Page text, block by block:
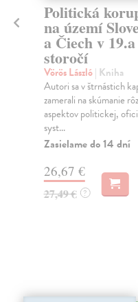
Politická
na území
a Čiech v
storočí
Vörös László| Kniha
Autori sa v štrnástich
zamerali na skúmanie
aspektov politickej,
syst...
Zasielame do 14 dní
26,67 €
27,49 € ?